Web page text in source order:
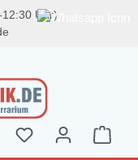
12:30 Uhr)